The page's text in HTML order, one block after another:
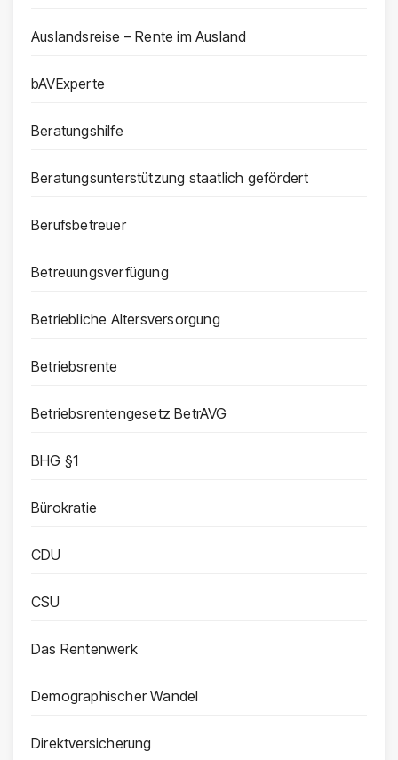
Auslandsreise – Rente im Ausland
bAVExperte
Beratungshilfe
Beratungsunterstützung staatlich gefördert
Berufsbetreuer
Betreuungsverfügung
Betriebliche Altersversorgung
Betriebsrente
Betriebsrentengesetz BetrAVG
BHG §1
Bürokratie
CDU
CSU
Das Rentenwerk
Demographischer Wandel
Direktversicherung